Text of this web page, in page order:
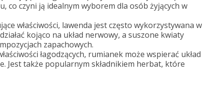
co czyni ją idealnym wyborem dla osób żyjących w
właściwości, lawenda jest często wykorzystywana w
kojąco na układ nerwowy, a suszone kwiaty
zapachowych.
łagodzących, rumianek może wspierać układ
Jest także popularnym składnikiem herbat, które